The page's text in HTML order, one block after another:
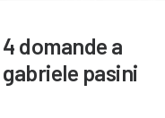
4 domande a
gabriele pasini